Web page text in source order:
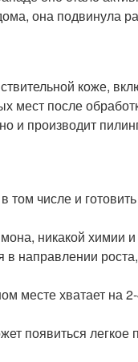
она подвинула
коже,
мест после
и производит
том числе и
никакой химии
направлении
хватает на
появиться легкое